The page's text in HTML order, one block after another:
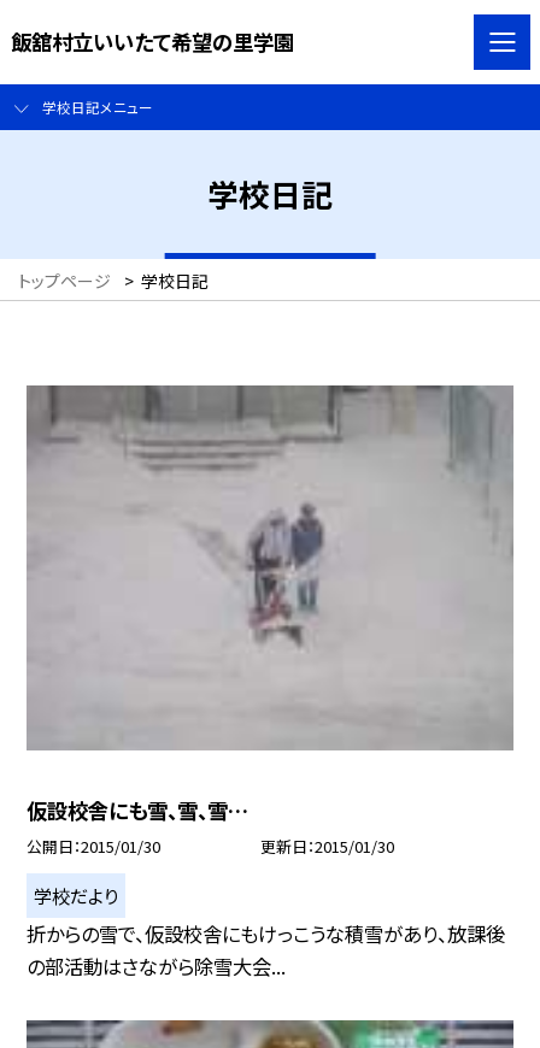
飯舘村立いいたて希望の里学園
学校日記メニュー
学校日記
トップページ > 学校日記
仮設校舎にも雪、雪、雪…
公開日 2015/01/30 更新日 2015/01/30
学校だより
折からの雪で、仮設校舎にもけっこうな積雪があり、放課後
の部活動はさながら除雪大会...